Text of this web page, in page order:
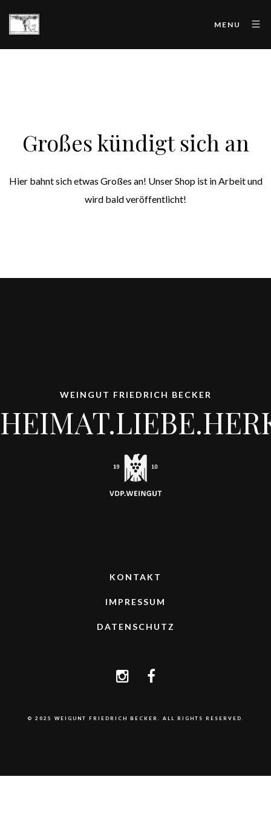
MENU
Großes kündigt sich an
Hier bahnt sich etwas Großes an! Unser Shop ist in Arbeit und
wird bald veröffentlicht!
WEINGUT FRIEDRICH BECKER
KONTAKT
IMPRESSUM
DATENSCHUTZ
© 2025 WEIGUNT FRIEDRICH BECKER. ALL RIGHTS RESERVED.